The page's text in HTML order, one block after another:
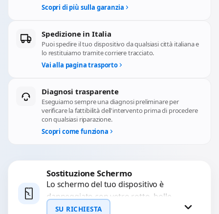
Scopri di più sulla garanzia
Spedizione in Italia
Puoi spedire il tuo dispositivo da qualsiasi città italiana e
lo restituiamo tramite corriere tracciato.
Vai alla pagina trasporto
Diagnosi trasparente
Eseguiamo sempre una diagnosi preliminare per
verificare la fattibilità dell'intervento prima di procedere
con qualsiasi riparazione.
Scopri come funziona
Sostituzione Schermo
Lo schermo del tuo dispositivo è
danneggiato con vetro rotto, bolle,
macchie, schermo nero o pixel morti?
SU RICHIESTA